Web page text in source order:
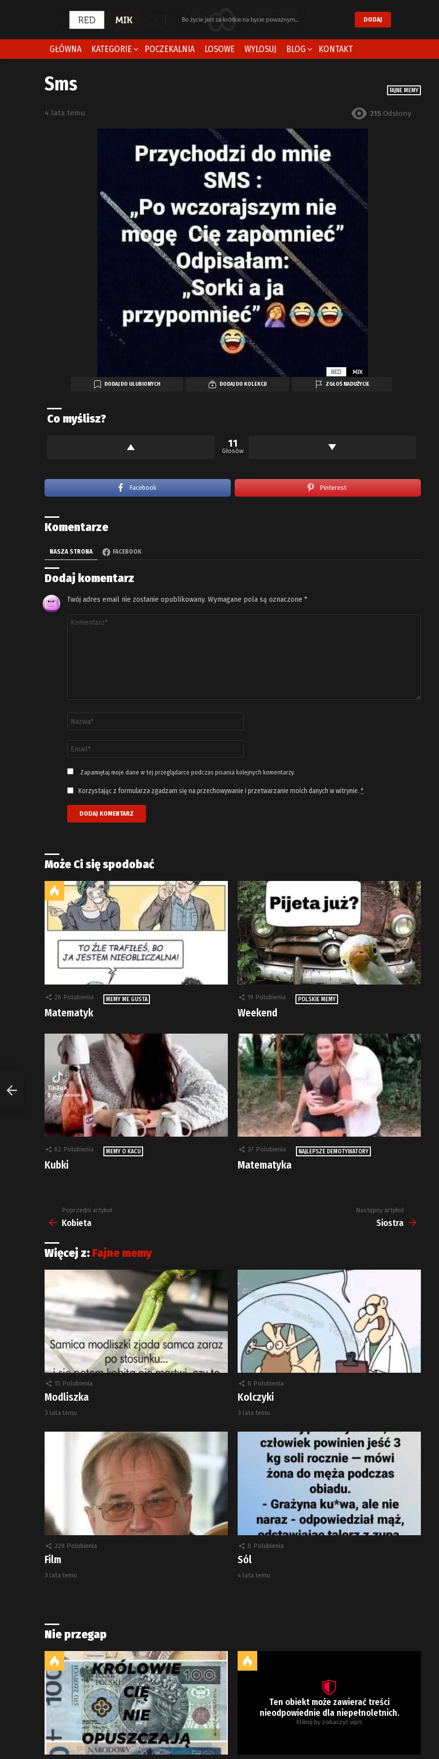
DODAJ
GŁÓWNA KATEGORIE POCZEKALNIA LOSOWE WYLOSUJ BLOG KONTAKT
FAJNE MEMY
Sms
4 lata temu 215 Odsłony
DODAJ DO ULUBIONYCH DODAJ DO KOLEKCJI ZGŁOŚ NADUŻYCIE
Co myślisz?
11
Głosów
Facebook Pinterest
Komentarze
NASZA STRONA FACEBOOK
Dodaj komentarz
Twój adres email nie zostanie opublikowany. Wymagane pola są oznaczone *
Komentarz
email
*
Zapamiętaj moje dane w tej przeglądarce podczas pisania kolejnych komentarzy.
Korzystając z formularza zgadzam się na przechowywanie i przetwarzanie moich danych w witrynie. *
Może Ci się spodobać
26 Polubienia MEMY ME GUSTA
Matematyk
19 Polubienia POLSKIE MEMY
Weekend
62 Polubienia MEMY O KACU
Kubki
37 Polubienia NAJLEPSZE DEMOTYWATORY
Matematyka
Zobacz
więcej
Poprzedni artykuł
Kobieta
Następny artykuł
Siostra
Więcej z: Fajne memy
15 Polubienia
Modliszka
3 lata temu
8 Polubienia
Kolczyki
3 lata temu
229 Polubienia
Film
3 lata temu
8 Polubienia
Sól
4 lata temu
Nie przegap
Ten obiekt może zawierać treści
nieodpowiednie dla niepełnoletnich.
Kliknij by zobaczyć wpis